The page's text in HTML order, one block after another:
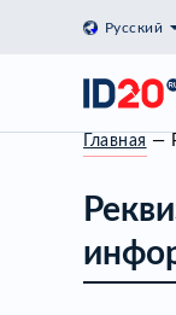
Русский
Главная —